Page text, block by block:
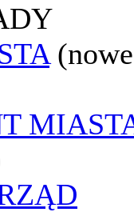
(nowe